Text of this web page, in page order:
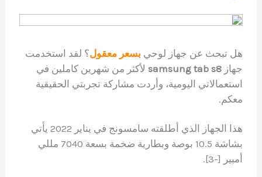
هل تبحث عن جهاز لوحي بسعر معقول؟ لقد استخدمت
جهازsamsung tab s8 لأكثر من شهرين كاملين في
استعمالاتي اليومية، وأردت مشاركة تجربتي الحقيقية
معكم.
هذا الجهاز الذي أطلقته سامسونج في يناير 2022 يأتي
بشاشة 10.5 بوصة وبطارية ضخمة بسعة 7040 مللي
أمبير [-3].